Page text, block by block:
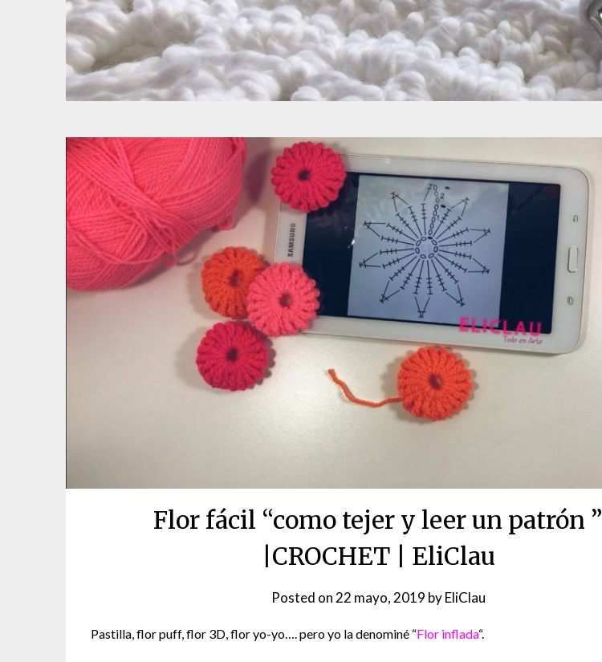
Flor fácil “como tejer y leer un patrón ”
|CROCHET | EliClau
Posted on 22 mayo, 2019 byEliClau
Pastilla, flor puff, flor 3D, flor yo-yo…. pero yo la denominé “Flor inflada“.